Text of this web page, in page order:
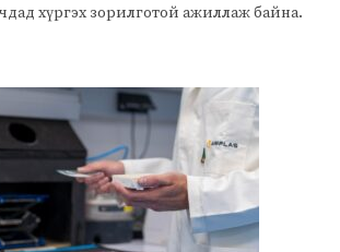
хүргэх зорилготой ажиллаж байна.